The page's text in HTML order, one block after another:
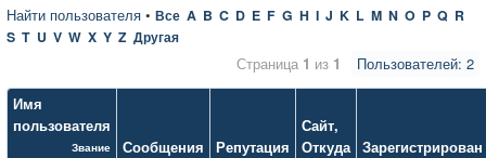
Найти пользователя • Все A B C D E F G H I J K L M N O P Q R
S T U V W X Y Z Другая
Пользователей: 2
Страница 1 из 1
Имя
пользователя
Звание Сообщения Репутация
Сайт,
Откуда Зарегистрирован